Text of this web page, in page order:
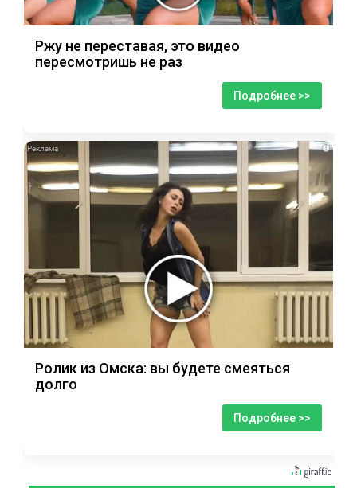
Ржу не переставая, это видео
пересмотришь не раз
Подробнее >>
i
Ролик из Омска: вы будете смеяться
долго
Подробнее >>